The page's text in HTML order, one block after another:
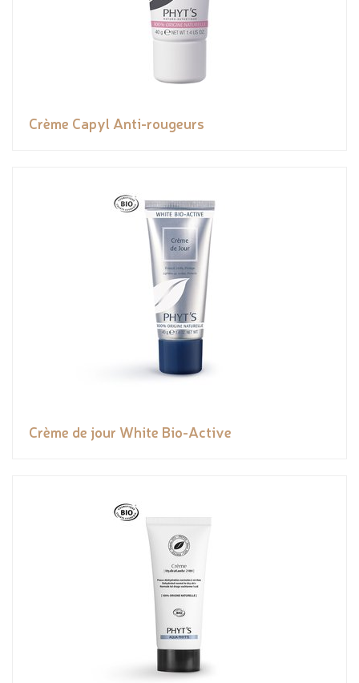
Crème Capyl Anti-rougeurs
Crème de jour White Bio-Active